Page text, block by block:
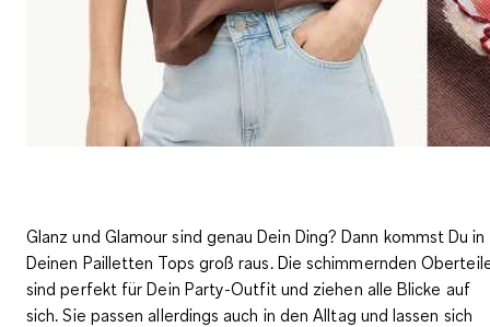
Glanz und Glamour sind genau Dein Ding? Dann kommst Du in
Deinen Pailletten Tops groß raus. Die schimmernden
sind perfekt für Dein Party-Outfit und ziehen alle Blicke auf
sich. Sie passen allerdings auch in den Alltag und lassen sich